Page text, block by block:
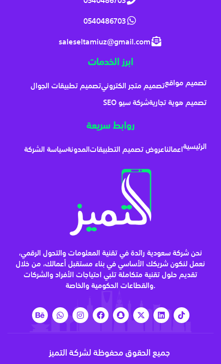
0540486703
saleseltamiuz@gmail.com
ابرز الخدمات
تصميم مواقعتصميم متجر الكترونيتصميم تطبيقات الجوال
تصميم هوية تجاريةشركة سيو SEO
روابط سريعة
الرئيسيةاعمالناعروض تصميم التطبيقاتالمدونةسياسة الشركة
نحن شركة سعودية رائدة في تقنية المعلومات والتحول الرقمي،
نعمل لنكون شريكك الأساسي في بناء مستقبل أعمالك، من خلال
تقديم حلول تقنية متكاملة تلبي احتياجات الأفراد والشركات
والقطاعات الحكومية والخاصة.